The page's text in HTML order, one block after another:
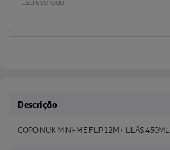
Descrição
COPO NUK MINI-ME FLIP 12M+ LILÁS 450ML